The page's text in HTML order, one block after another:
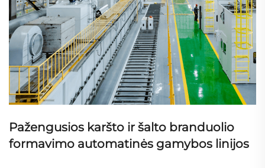
Pažengusios karšto ir šalto branduolio
formavimo automatinės gamybos linijos